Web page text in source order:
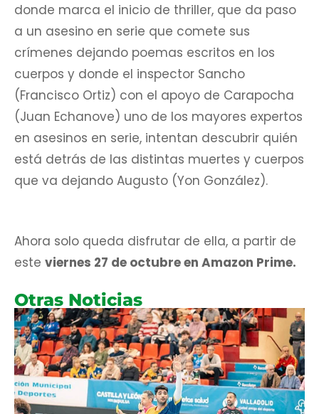
donde marca el inicio de thriller, que da paso
a un asesino en serie que comete sus
crímenes dejando poemas escritos en los
cuerpos y donde el inspector Sancho
(Francisco Ortiz) con el apoyo de Carapocha
(Juan Echanove) uno de los mayores expertos
en asesinos en serie, intentan descubrir quién
está detrás de las distintas muertes y cuerpos
que va dejando Augusto (Yon González).
Ahora solo queda disfrutar de ella, a partir de
este viernes 27 de octubre en Amazon Prime.
Otras Noticias